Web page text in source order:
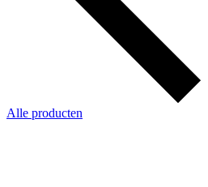
Alle producten